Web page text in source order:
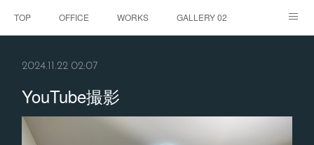
TOP OFFICE WORKS GALLERY 02
2024.11.22 02:07
YouTube撮影